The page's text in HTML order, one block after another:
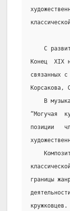
С
Конец  XIX
связанных
Корсакова,
В
“Могучая
позиции
границы
кружковцев.